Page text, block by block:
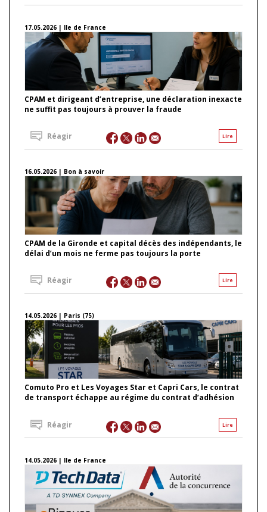
17.05.2026 | Ile de France
CPAM et dirigeant d’entreprise, une déclaration inexacte
ne suffit pas toujours à prouver la fraude
Lire
Réagir
16.05.2026 | Bon à savoir
CPAM de la Gironde et capital décès des indépendants, le
délai d’un mois ne ferme pas toujours la porte
Lire
Réagir
14.05.2026 | Paris (75)
Comuto Pro et Les Voyages Star et Capri Cars, le contrat
de transport échappe au régime du contrat d’adhésion
Lire
Réagir
14.05.2026 | Ile de France